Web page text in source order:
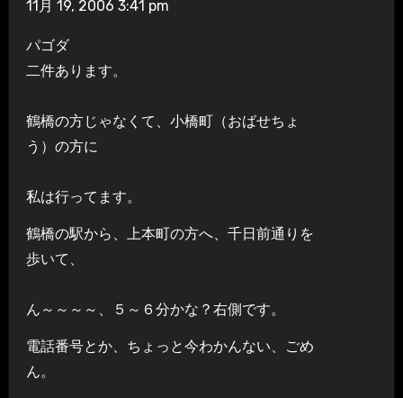
11月 19, 2006 3:41 pm
パゴダ
二件あります。
鶴橋の方じゃなくて、小橋町（おばせちょ
う）の方に
私は行ってます。
鶴橋の駅から、上本町の方へ、千日前通りを
歩いて、
ん～～～～、５～６分かな？右側です。
電話番号とか、ちょっと今わかんない、ごめ
ん。